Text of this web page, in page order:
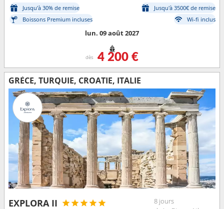
Jusqu'à 30% de remise
Jusqu'à 3500€ de remise
Boissons Premium incluses
Wi-fi inclus
lun. 09 août 2027
dès 4 200 €
GRÈCE, TURQUIE, CROATIE, ITALIE
EXPLORA II
8 jours